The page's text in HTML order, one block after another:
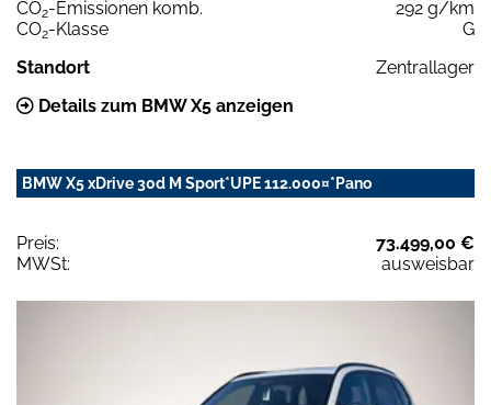
CO2-Emissionen komb.
292 g/km
CO2-Klasse
G
Standort
Zentrallager
Details zum BMW X5 anzeigen
BMW X5 xDrive 30d M Sport*UPE 112.000¤*Pano
Preis:
73.499,00 €
MWSt:
ausweisbar